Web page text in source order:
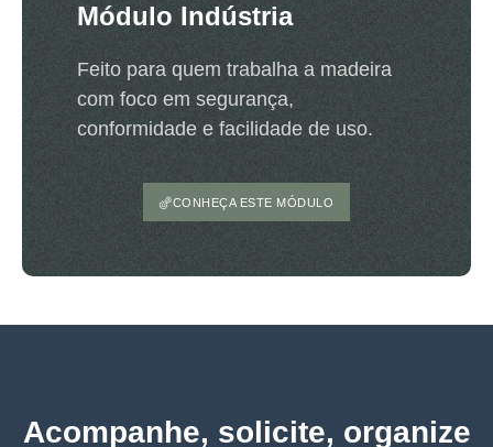
Módulo Indústria
Feito para quem trabalha a madeira
com foco em segurança,
conformidade e facilidade de uso.
CONHEÇA ESTE MÓDULO
Acompanhe, solicite, organize